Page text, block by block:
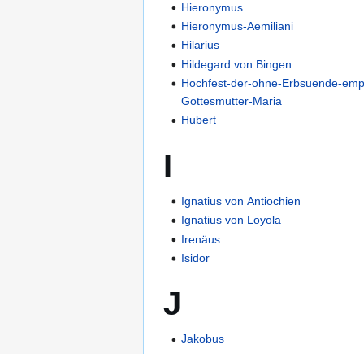
Hieronymus
Hieronymus-Aemiliani
Hilarius
Hildegard von Bingen
Hochfest-der-ohne-Erbsuende-
Gottesmutter-Maria
Hubert
I
Ignatius von Antiochien
Ignatius von Loyola
Irenäus
Isidor
J
Jakobus